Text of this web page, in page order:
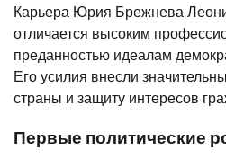
Карьера Юрия Брежнева
отличается высоким
преданностью идеалам
Его усилия внесли
страны и защиту интересов
Первые политические